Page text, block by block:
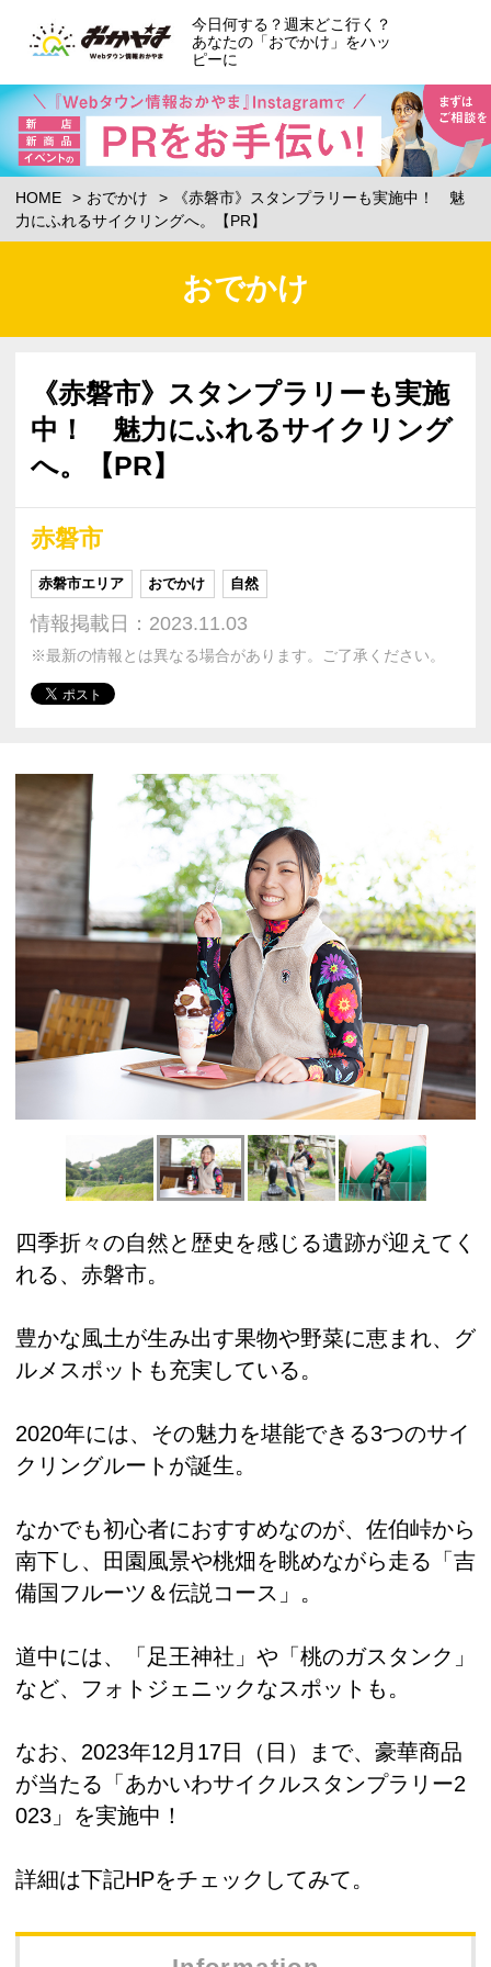
今日何する？週末どこ行く？
あなたの「おでかけ」をハッ
ピーに
HOME おでかけ
《赤磐市》スタンプラリーも実施中！ 魅
力にふれるサイクリングへ。【PR】
おでかけ
《赤磐市》スタンプラリーも実施
中！ 魅力にふれるサイクリング
へ。【PR】
赤磐市
赤磐市エリア おでかけ 自然
情報掲載日：2023.11.03
※最新の情報とは異なる場合があります。ご了承ください。
四季折々の自然と歴史を感じる遺跡が迎えてく
れる、赤磐市。
豊かな風土が生み出す果物や野菜に恵まれ、グ
ルメスポットも充実している。
2020年には、その魅力を堪能できる3つのサイ
クリングルートが誕生。
なかでも初心者におすすめなのが、佐伯峠から
南下し、田園風景や桃畑を眺めながら走る「吉
備国フルーツ＆伝説コース」。
道中には、「足王神社」や「桃のガスタンク」
など、フォトジェニックなスポットも。
なお、2023年12月17日（日）まで、豪華商品
が当たる「あかいわサイクルスタンプラリー2
023」を実施中！
詳細は下記HPをチェックしてみて。